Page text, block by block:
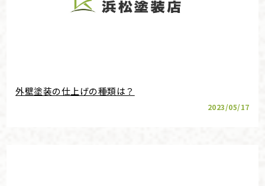
外壁塗装の仕上げの種類は？
2023/05/17